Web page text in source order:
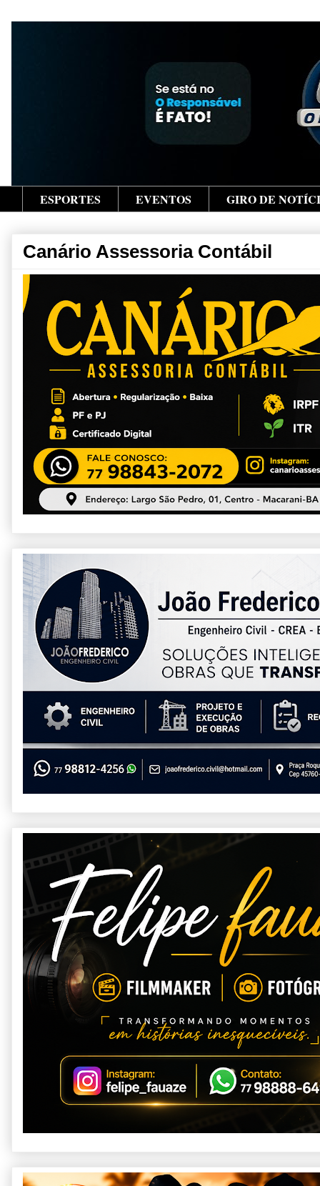
ESPORTES EVENTOS GIRO DE
Canário Assessoria Contábil